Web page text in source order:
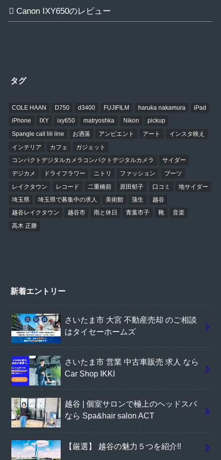
Canon IXY650のレビュー
タグ
COLE HAAN D750 d3400 FUJIFILM haruka nakamura
iPad
iPhone
IXY ixy650 matryoshka Nikon
pickup
Spangle call lili line
お洒落 アンビエント アート
インスタ映え
インテリア
カフェ
ガジェット
コンパクトデジタルカメラコンパクトデジタルカメラ
サイダー
デジカメ
ドライフラワー ニトリ ファッション
ブーツ
レイクタウン
レコード 二重橋前 原田郁子 口コミ
地サイダー
埼玉県
埼玉県で募集中の求人 美術館 蒲生
越谷
越谷レイクタウン
越谷市 雨と休日 青葉市子 靴
音楽
高木 正勝
新着エントリー
さいたま市 大宮 不動産売却 のご相談
はタイセーホームズ
さいたま市 営業 中古車販売 求人 なら
Car Shop IKKI
越谷 | 個室サロンで極上のヘッドスパ
なら Spa&hair salon ACT
【厳選】 越谷の魅力５つを紹介!!